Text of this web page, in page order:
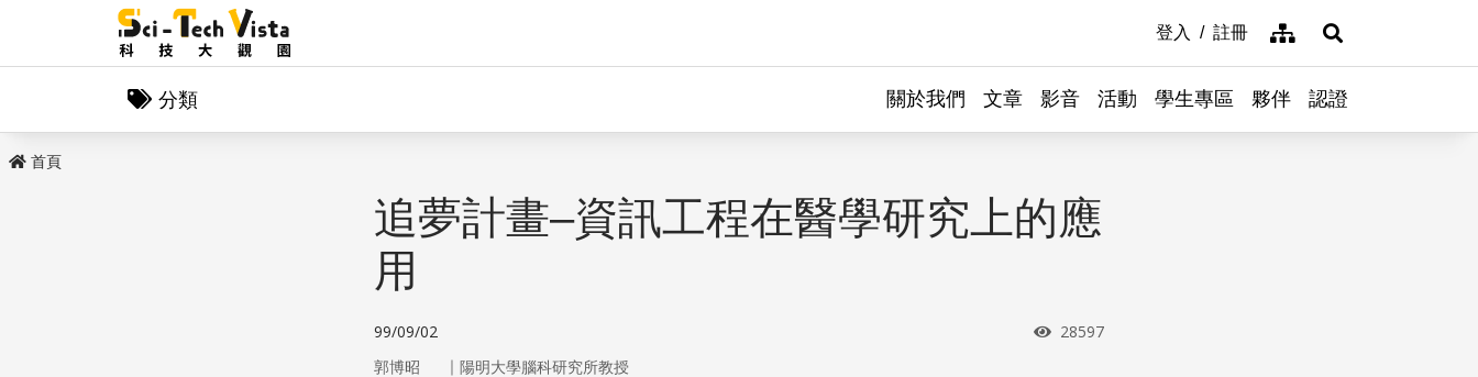
登入 註冊 網站導覽展開搜尋
分類 關於我們 文章 影音 活動 學生專區 夥伴 認證
首頁
追夢計畫–資訊工程在醫學研究上的應
用
99/09/02 瀏覽次數
28597
郭博昭 ｜ 陽明大學腦科研究所教授